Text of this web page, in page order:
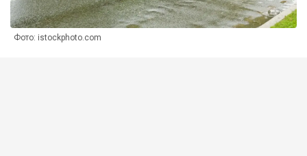
Фото: istockphoto.com